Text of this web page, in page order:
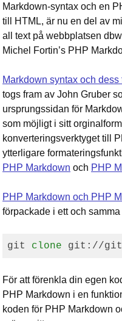
Markdown-syntax och en
till HTML, är nu en del av
all text på webbplatsen
Michel Fortin’s PHP
Markdown syntax och
togs fram av John Gruber
ursprungssidan för
som möjligt i sitt
konverteringsverktyget till
ytterligare
PHP Markdown och PHP
PHP Markdown och PHP
förpackade i ett och samma
git clone
För att förenkla din egen
PHP Markdown i en
koden för PHP Markdown